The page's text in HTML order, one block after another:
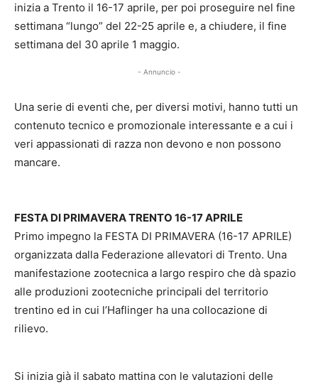
inizia a Trento il 16-17 aprile, per poi proseguire nel fine
settimana “lungo” del 22-25 aprile e, a chiudere, il fine
settimana del 30 aprile 1 maggio.
- Annuncio -
Una serie di eventi che, per diversi motivi, hanno tutti un
contenuto tecnico e promozionale interessante e a cui i
veri appassionati di razza non devono e non possono
mancare.
FESTA DI PRIMAVERA TRENTO 16-17 APRILE
Primo impegno la FESTA DI PRIMAVERA (16-17 APRILE)
organizzata dalla Federazione allevatori di Trento. Una
manifestazione zootecnica a largo respiro che dà spazio
alle produzioni zootecniche principali del territorio
trentino ed in cui l’Haflinger ha una collocazione di
rilievo.
Si inizia già il sabato mattina con le valutazioni delle